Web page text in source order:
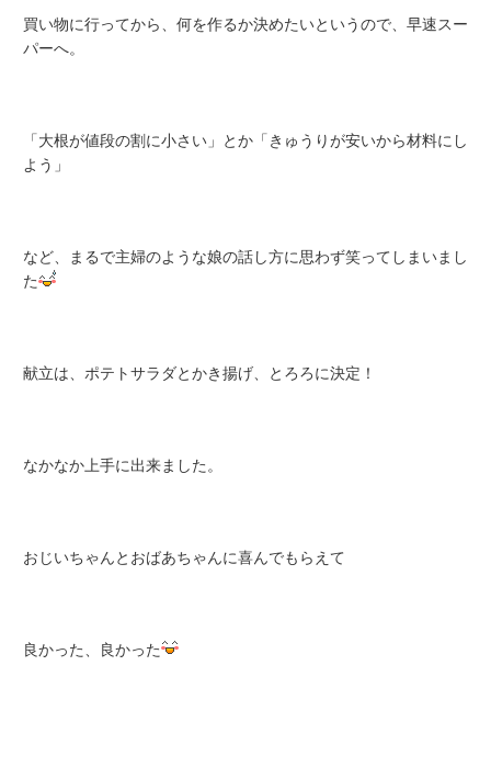
買い物に行ってから、何を作るか決めたいというので、早速スー
パーへ。
「大根が値段の割に小さい」とか「きゅうりが安いから材料にし
よう」
など、まるで主婦のような娘の話し方に思わず笑ってしまいまし
た
献立は、ポテトサラダとかき揚げ、とろろに決定！
なかなか上手に出来ました。
おじいちゃんとおばあちゃんに喜んでもらえて
良かった、良かった